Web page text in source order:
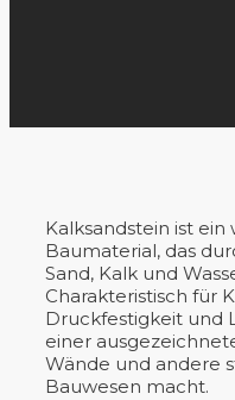
Kalksandstein ist
Baumaterial, das
Sand, Kalk und
Charakteristisch für
Druckfestigkeit und
einer
Wände und andere
Bauwesen macht.